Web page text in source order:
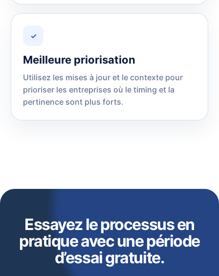
✓
Meilleure priorisation
Utilisez les mises à jour et le contexte pour
prioriser les entreprises où le timing et la
pertinence sont plus forts.
Essayez le processus en
pratique avec une période
d’essai gratuite.